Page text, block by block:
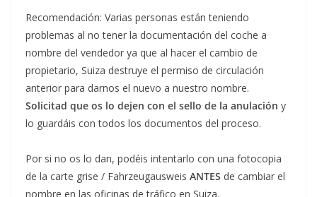
Recomendación: Varias personas están teniendo
problemas al no tener la documentación del coche a
nombre del vendedor ya que al hacer el cambio de
propietario, Suiza destruye el permiso de circulación
anterior para darnos el nuevo a nuestro nombre.
Solicitad que os lo dejen con el sello de la anulación y
lo guardáis con todos los documentos del proceso.
Por si no os lo dan, podéis intentarlo con una fotocopia
de la carte grise / Fahrzeugausweis ANTES de cambiar el
nombre en las oficinas de tráfico en Suiza.